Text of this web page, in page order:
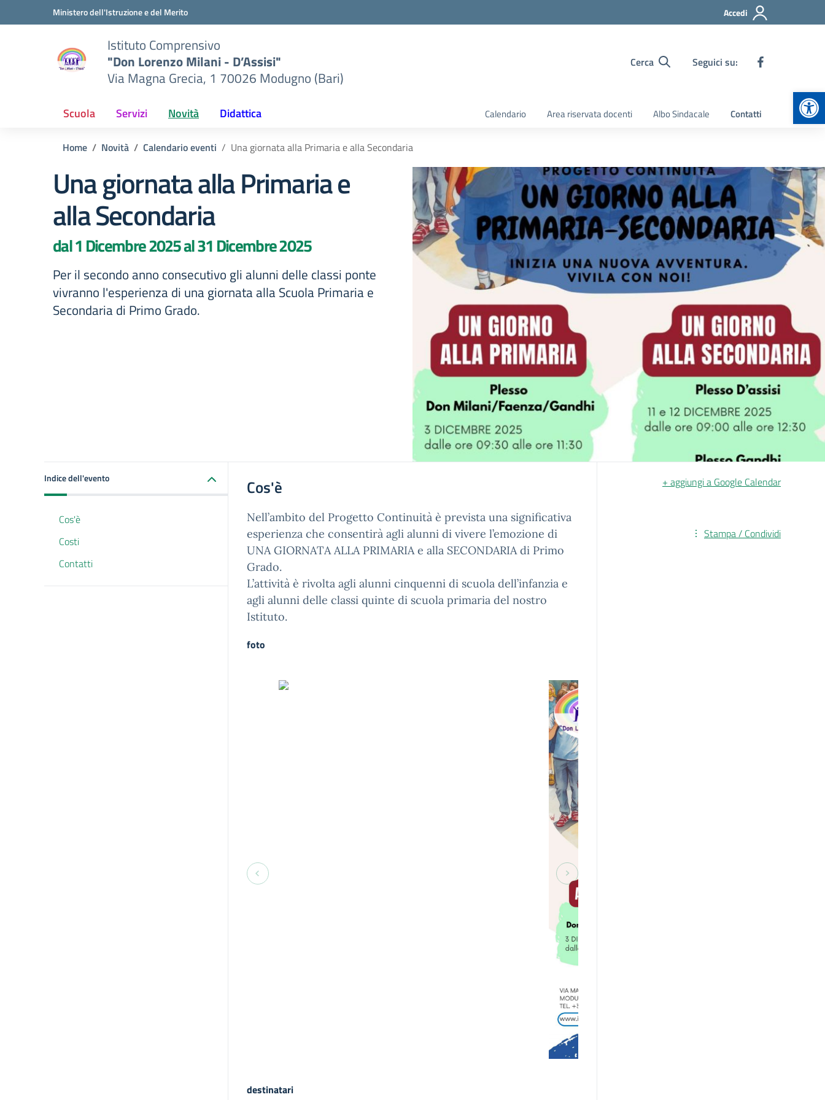
Vai ai contenuti
Vai al menu di navigazioneMinistero dell'Istruzione e del Merito Accedi
Istituto Comprensivo
"Don Lorenzo Milani - D’Assisi"
Via Magna Grecia, 1 70026 Modugno (Bari)
Cerca Seguici su:
Scuola Servizi Novità Didattica Calendario Area riservata docenti Albo Sindacale Contatti
Home Novità Calendario eventi Una giornata alla Primaria e alla Secondaria
Una giornata alla Primaria e
alla Secondaria
dal 1 Dicembre 2025 al 31 Dicembre 2025
Per il secondo anno consecutivo gli alunni delle classi ponte
vivranno l'esperienza di una giornata alla Scuola Primaria e
Secondaria di Primo Grado.
Indice dell'evento
Cos'è
Costi
Contatti
Cos'è
Nell’ambito del Progetto Continuità è prevista una significativa
esperienza che consentirà agli alunni di vivere l’emozione di
UNA GIORNATA ALLA PRIMARIA e alla SECONDARIA di Primo
Grado.
L’attività è rivolta agli alunni cinquenni di scuola dell’infanzia e
agli alunni delle classi quinte di scuola primaria del nostro
Istituto.
foto
destinatari
+ aggiungi a Google Calendar
Stampa / Condividi